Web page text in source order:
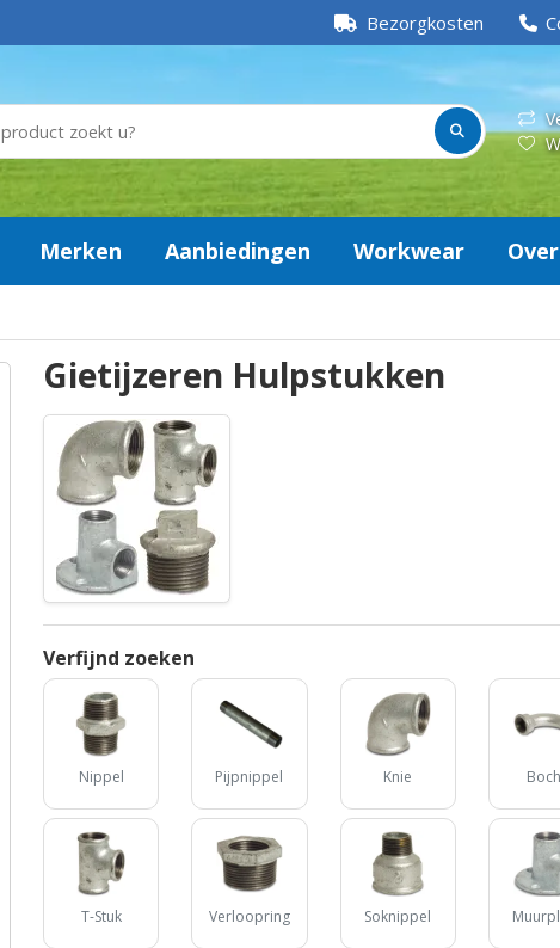
Bezorgkosten
Merken Aanbiedingen Workwear
Gietijzeren Hulpstukken
Verfijnd zoeken
Nippel Pijpnippel Knie
T-Stuk Verloopring Soknippel